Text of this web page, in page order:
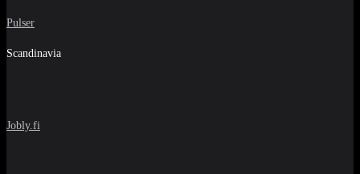
Pulser
Scandinavia
Jobly.fi